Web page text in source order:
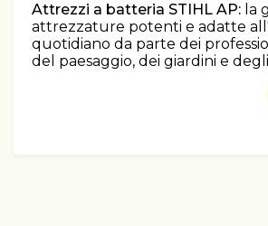
Attrezzi a batteria STIHL AP: la
attrezzature potenti e adatte
quotidiano da parte dei
del paesaggio, dei giardini e